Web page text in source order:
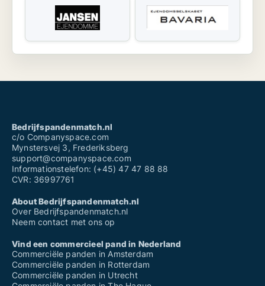
Bedrijfspandenmatch.nl
c/o Companyspace.com
Mynstersvej 3, Frederiksberg
support@companyspace.com
Informationstelefon: (+45) 47 47 88 88
CVR: 36997761
About Bedrijfspandenmatch.nl
Over Bedrijfspandenmatch.nl
Neem contact met ons op
Vind een commercieel pand in Nederland
Commerciële panden in Amsterdam
Commerciële panden in Rotterdam
Commerciële panden in Utrecht